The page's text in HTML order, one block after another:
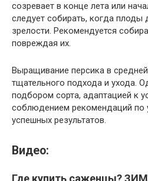
созревает в конце лета или
следует собирать, когда плоды
зрелости. Рекомендуется
повреждая их.
Выращивание персика в
тщательного подхода и ухода.
подбором сорта, адаптацией к
соблюдением рекомендаций по
успешных результатов.
Видео:
Где купить саженцы?